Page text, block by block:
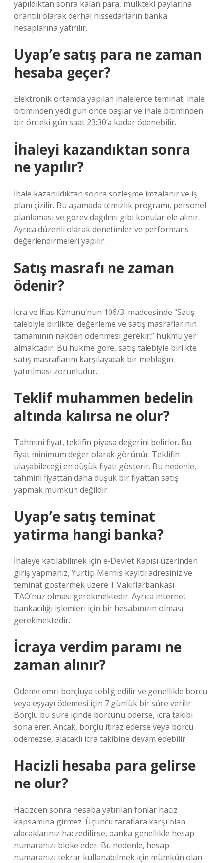
yapıldıktan sonra kalan para, mülkteki paylarına
orantılı olarak derhal hissedarların banka
hesaplarına yatırılır.
Uyap’e satış para ne zaman
hesaba geçer?
Elektronik ortamda yapılan ihalelerde teminat, ihale
bitiminden yedi gün önce başlar ve ihale bitiminden
bir önceki gün saat 23:30’a kadar ödenebilir.
İhaleyi kazandıktan sonra
ne yapılır?
İhale kazanıldıktan sonra sözleşme imzalanır ve iş
planı çizilir. Bu aşamada temizlik programı, personel
planlaması ve görev dağılımı gibi konular ele alınır.
Ayrıca düzenli olarak denetimler ve performans
değerlendirmeleri yapılır.
Satış masrafı ne zaman
ödenir?
İcra ve İflas Kanunu’nun 106/3. maddesinde “Satış
talebiyle birlikte, değerleme ve satış masraflarının
tamamının nakden ödenmesi gerekir.” hükmü yer
almaktadır. Bu hükme göre, satış talebiyle birlikte
satış masraflarını karşılayacak bir meblağın
yatırılması zorunludur.
Teklif muhammen bedelin
altında kalırsa ne olur?
Tahmini fiyat, teklifin piyasa değerini belirler. Bu
fiyat minimum değer olarak görünür. Teklifin
ulaşabileceği en düşük fiyatı gösterir. Bu nedenle,
tahmini fiyattan daha düşük bir fiyattan satış
yapmak mümkün değildir.
Uyap’e satış teminat
yatirma hangi banka?
İhaleye katılabilmek için e-Devlet Kapısı üzerinden
giriş yapmanız, Yurtiçi Mernis kayıtlı adresiniz ve
teminat göstermek üzere T.Vakıflarbankası
TAO’nuz olması gerekmektedir. Ayrıca internet
bankacılığı işlemleri için bir hesabınızın olması
gerekmektedir.
İcraya verdim paramı ne
zaman alınır?
Ödeme emri borçluya tebliğ edilir ve genellikle borcu
veya eşyayı ödemesi için 7 günlük bir süre verilir.
Borçlu bu süre içinde borcunu öderse, icra takibi
sona erer. Ancak, borçlu itiraz ederse veya borcu
ödemezse, alacaklı icra takibine devam edebilir.
Hacizli hesaba para gelirse
ne olur?
Hacizden sonra hesaba yatırılan fonlar haciz
kapsamına girmez. Üçüncü taraflara karşı olan
alacaklarınız haczedilirse, banka genellikle hesap
numaranızı bloke eder. Bu nedenle, hesap
numaranızı tekrar kullanabilmek için mümkün olan